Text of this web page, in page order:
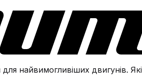
для найвимогливіших двигунів.